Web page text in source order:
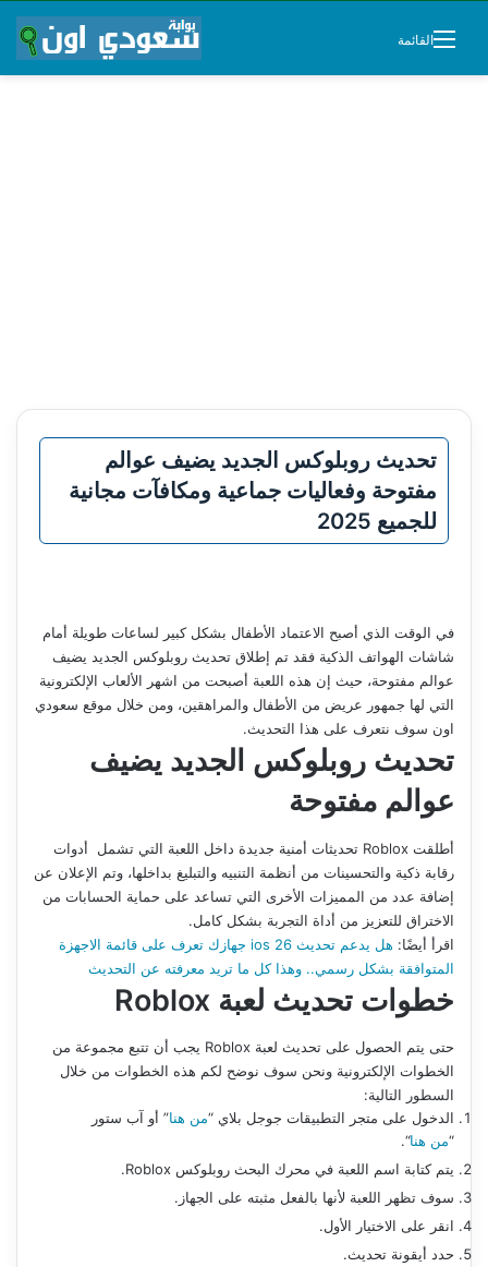
القائمة
تحديث روبلوكس الجديد يضيف عوالم
مفتوحة وفعاليات جماعية ومكافآت مجانية
للجميع 2025
في الوقت الذي أصبح الاعتماد الأطفال بشكل كبير لساعات طويلة أمام
شاشات الهواتف الذكية فقد تم إطلاق تحديث روبلوكس الجديد يضيف
عوالم مفتوحة، حيث إن هذه اللعبة أصبحت من اشهر الألعاب الإلكترونية
التي لها جمهور عريض من الأطفال والمراهقين، ومن خلال موقع سعودي
اون سوف نتعرف على هذا التحديث.
تحديث روبلوكس الجديد يضيف
عوالم مفتوحة
أطلقت Roblox تحديثات أمنية جديدة داخل اللعبة التي تشمل أدوات
رقابة ذكية والتحسينات من أنظمة التنبيه والتبليغ بداخلها، وتم الإعلان عن
إضافة عدد من المميزات الأخرى التي تساعد على حماية الحسابات من
الاختراق للتعزيز من أداة التجربة بشكل كامل.
اقرأ أيضًا:
هل يدعم تحديث ios 26 جهازك تعرف على قائمة الاجهزة
المتوافقة بشكل رسمي.. وهذا كل ما تريد معرفته عن التحديث
خطوات تحديث لعبة Roblox
حتى يتم الحصول على تحديث لعبة Roblox يجب أن تتبع مجموعة من
الخطوات الإلكترونية ونحن سوف نوضح لكم هذه الخطوات من خلال
السطور التالية:
الدخول على متجر التطبيقات جوجل بلاي “من هنا” أو آب ستور
“من هنا“.
يتم كتابة اسم اللعبة في محرك البحث روبلوكس Roblox.
سوف تظهر اللعبة لأنها بالفعل مثبته على الجهاز.
انقر على الاختيار الأول.
حدد أيقونة تحديث.